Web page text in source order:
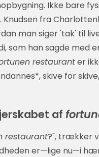
Ikke bare
fra
man siger 'tak' til
han sagde med
restauranter
skive for
af
restaurant?", trækker
er—lige nu—i